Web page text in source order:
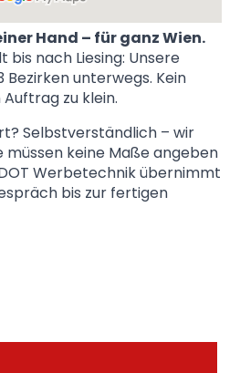
Hand – für ganz Wien.
bis nach Liesing: Unsere
Bezirken unterwegs. Kein
Auftrag zu klein.
Selbstverständlich – wir
müssen keine Maße angeben
Werbetechnik übernimmt
bis zur fertigen